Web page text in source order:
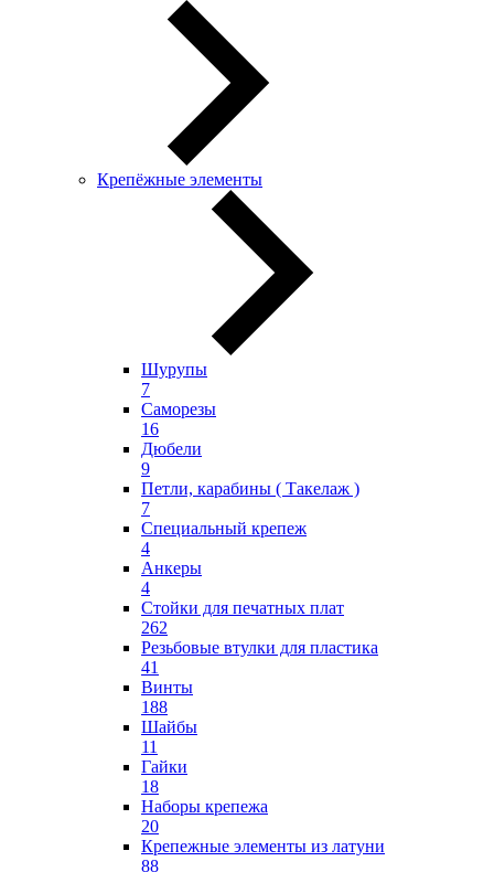
Крепёжные элементы
Шурупы
7
Саморезы
16
Дюбели
9
Петли, карабины ( Такелаж )
7
Специальный крепеж
4
Анкеры
4
Стойки для печатных плат
262
Резьбовые втулки для пластика
41
Винты
188
Шайбы
11
Гайки
18
Наборы крепежа
20
Крепежные элементы из латуни
88